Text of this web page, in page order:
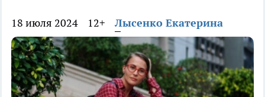
18 июля 2024 12+ Лысенко Екатерина